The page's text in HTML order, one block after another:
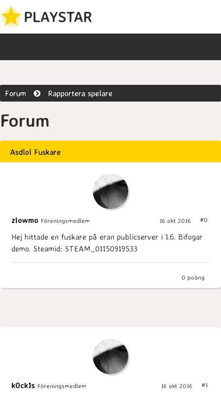
Forum Rapportera spelare
Forum
Asdlol Fuskare
zlowmo Föreningsmedlem 16 okt 2016 #0
Hej hittade en fuskare på eran publicserver i 1.6. Bifogar
demo. Steamid: STEAM_01150919533
0 poäng
k0ck1s Föreningsmedlem 16 okt 2016 #1